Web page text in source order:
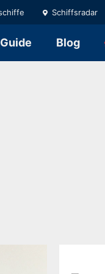
Schiffsradar
Guide Blog